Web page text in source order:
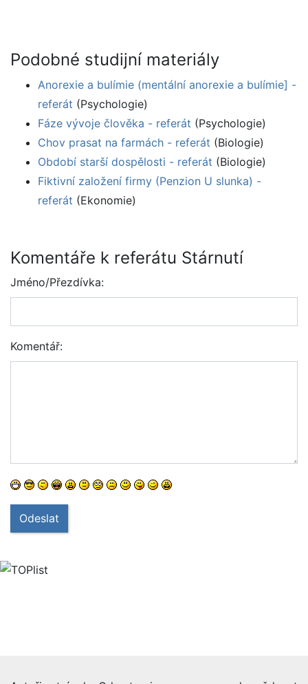
Podobné studijní materiály
Anorexie a bulímie (mentální anorexie a bulímie] -
referát (Psychologie)
Fáze vývoje člověka - referát (Psychologie)
Chov prasat na farmách - referát (Biologie)
Období starší dospělosti - referát (Biologie)
Fiktivní založení firmy (Penzion U slunka) -
referát (Ekonomie)
Komentáře k referátu Stárnutí
Jméno/Přezdívka:
Komentář:
Odeslat